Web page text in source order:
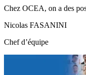
Chez OCEA, on a des
Nicolas FASANINI
Chef d’équipe